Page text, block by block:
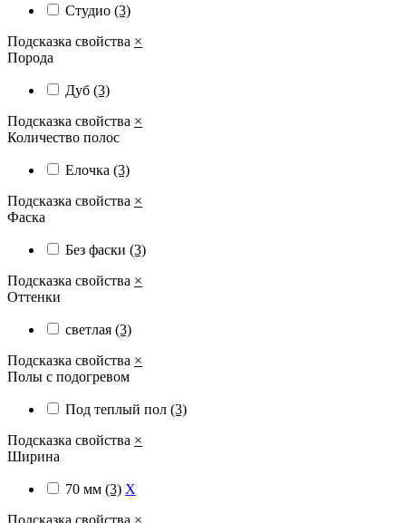
Студио (3)
Подсказка свойства ×
Порода
Дуб (3)
Подсказка свойства ×
Количество полос
Елочка (3)
Подсказка свойства ×
Фаска
Без фаски (3)
Подсказка свойства ×
Оттенки
светлая (3)
Подсказка свойства ×
Полы с подогревом
Под теплый пол (3)
Подсказка свойства ×
Ширина
70 мм (3) X